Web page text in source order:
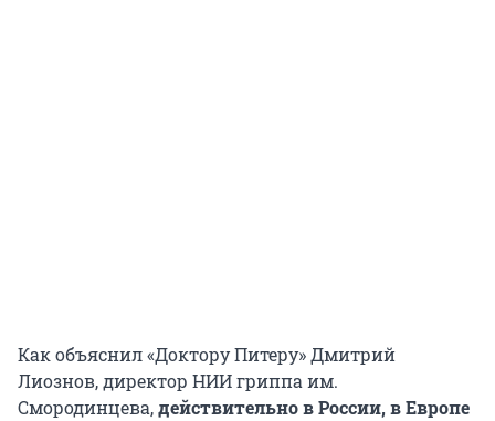
Как объяснил «Доктору Питеру» Дмитрий
Лиознов, директор НИИ гриппа им.
Смородинцева,действительно в России, в Европе